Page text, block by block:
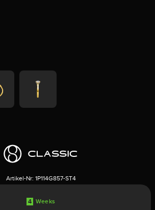
Artikel-Nr: 1P114G857-ST4
4 Weeks